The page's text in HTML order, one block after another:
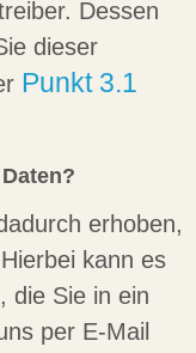
Dessen
dieser
Punkt 3.1
erhoben,
kann es
die Sie in ein
per E-Mail